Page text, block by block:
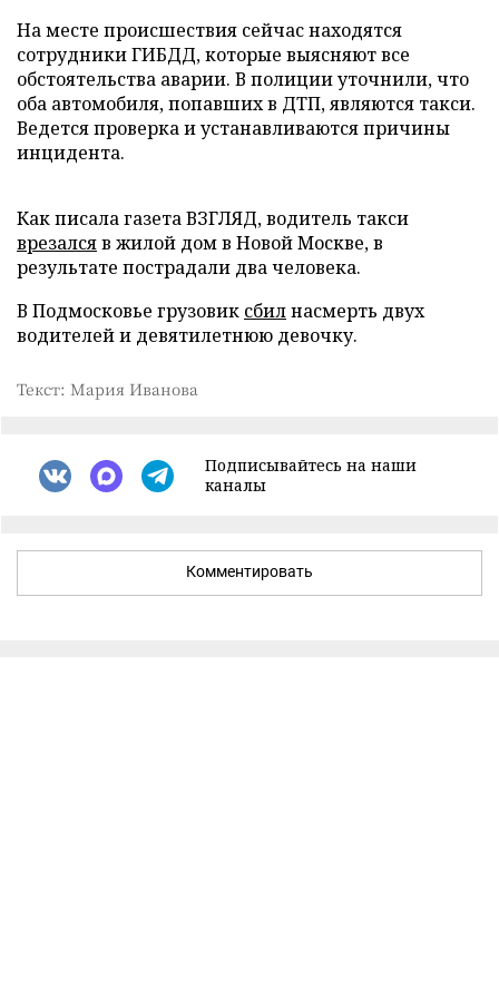
На месте происшествия сейчас находятся
сотрудники ГИБДД, которые выясняют все
обстоятельства аварии. В полиции уточнили, что
оба автомобиля, попавших в ДТП, являются такси.
Ведется проверка и устанавливаются причины
инцидента.
Как писала газета ВЗГЛЯД, водитель такси
врезалсяв жилой дом в Новой Москве, в
результате пострадали два человека.
В Подмосковье грузовик сбилнасмерть двух
водителей и девятилетнюю девочку.
Текст: Мария Иванова
Подписывайтесь на наши
каналы
Комментировать